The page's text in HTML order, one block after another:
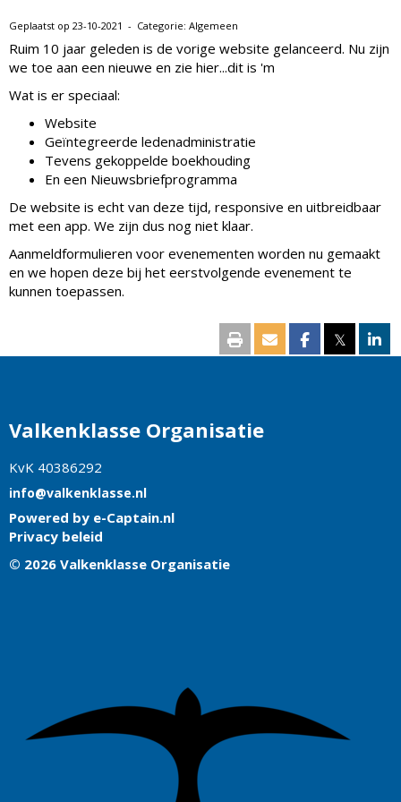
Geplaatst op 23-10-2021 - Categorie: Algemeen
Ruim 10 jaar geleden is de vorige website gelanceerd. Nu zijn
we toe aan een nieuwe en zie hier...dit is 'm
Wat is er speciaal:
Website
Geïntegreerde ledenadministratie
Tevens gekoppelde boekhouding
En een Nieuwsbriefprogramma
De website is echt van deze tijd, responsive en uitbreidbaar
met een app. We zijn dus nog niet klaar.
Aanmeldformulieren voor evenementen worden nu gemaakt
en we hopen deze bij het eerstvolgende evenement te
kunnen toepassen.
𝕏
Valkenklasse Organisatie
KvK 40386292
ofni@valkenklasse.nl
Powered by e-Captain.nl
Privacy beleid
© 2026 Valkenklasse Organisatie